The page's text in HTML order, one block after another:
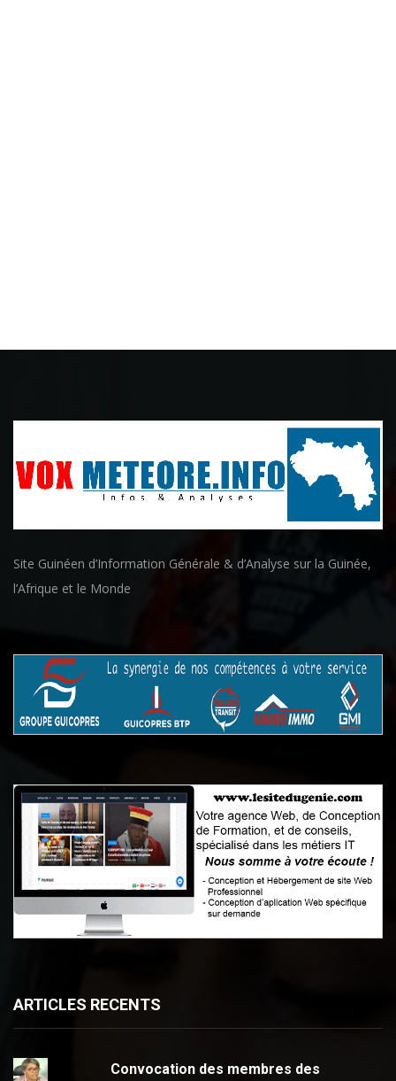
Site Guinéen d’Information Générale & d’Analyse sur la Guinée,
l’Afrique et le Monde
ARTICLES RECENTS
Convocation des membres des